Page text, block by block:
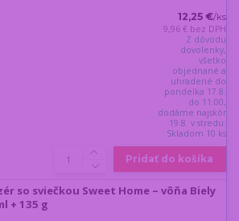
12,25 €/ks
9,96 € bez DPH
Z dôvodu
dovolenky,
všetko
objednané a
uhradené do
pondelka 17.8.
do 11:00,
dodáme najskôr
19.8. v stredu.
Skladom 10 ks
Pridať do košíka
so sviečkou Sweet Home – vôňa Biely
+ 135 g